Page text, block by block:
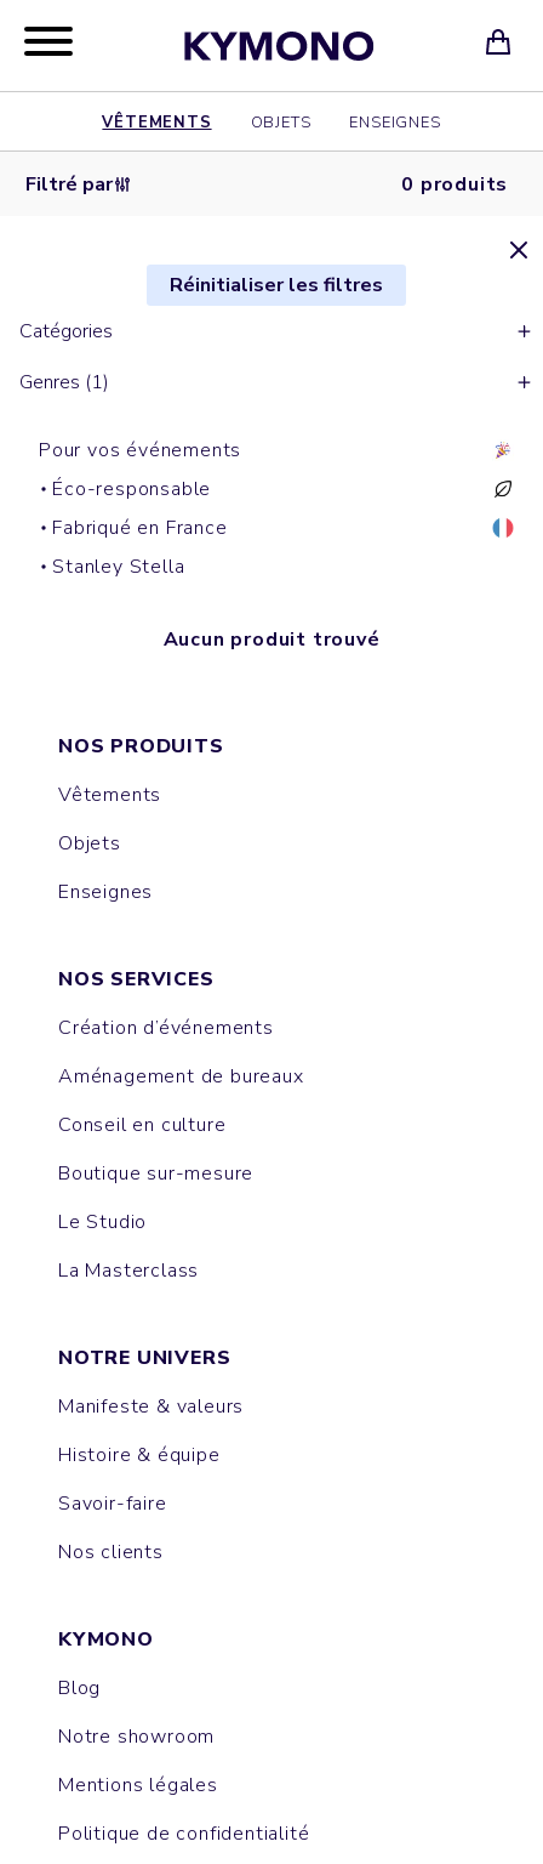
VÊTEMENTS OBJETS ENSEIGNES
Filtré par 0 produits
Réinitialiser les filtres
Catégories
Genres (1)
Pour vos événements
Éco-responsable
Fabriqué en France
Stanley Stella
Aucun produit trouvé
NOS PRODUITS
Vêtements
Objets
Enseignes
NOS SERVICES
Création d’événements
Aménagement de bureaux
Conseil en culture
Boutique sur-mesure
Le Studio
La Masterclass
NOTRE UNIVERS
Manifeste & valeurs
Histoire & équipe
Savoir-faire
Nos clients
KYMONO
Blog
Notre showroom
Mentions légales
Politique de confidentialité